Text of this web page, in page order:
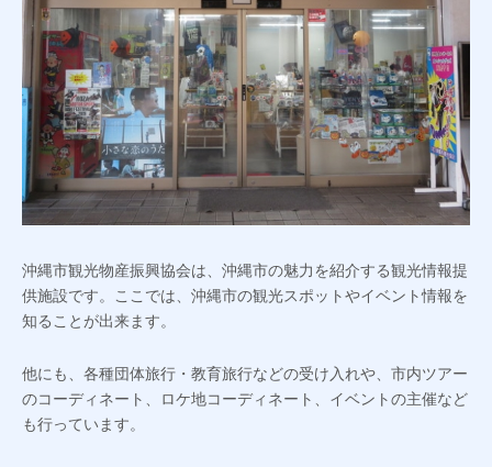
沖縄市観光物産振興協会は、沖縄市の魅力を紹介する観光情報提
供施設です。ここでは、沖縄市の観光スポットやイベント情報を
知ることが出来ます。
他にも、各種団体旅行・教育旅行などの受け入れや、市内ツアー
のコーディネート、ロケ地コーディネート、イベントの主催など
も行っています。